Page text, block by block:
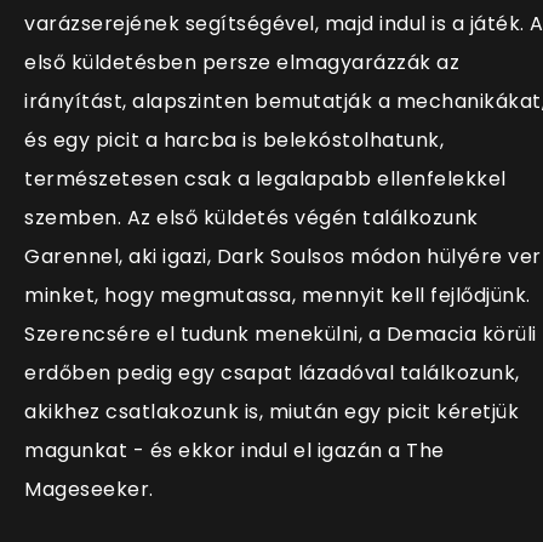
varázserejének segítségével, majd indul is a játék.
első küldetésben persze elmagyarázzák az
irányítást, alapszinten bemutatják a
és egy picit a harcba is belekóstolhatunk,
természetesen csak a legalapabb ellenfelekkel
szemben. Az első küldetés végén találkozunk
Garennel, aki igazi, Dark Soulsos módon hülyére ver
minket, hogy megmutassa, mennyit kell fejlődjünk.
Szerencsére el tudunk menekülni, a Demacia körüli
erdőben pedig egy csapat lázadóval találkozunk,
akikhez csatlakozunk is, miután egy picit kéretjük
magunkat - és ekkor indul el igazán a The
Mageseeker.